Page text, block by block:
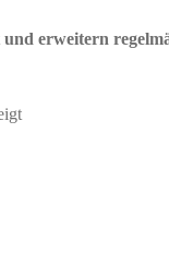
erweitern